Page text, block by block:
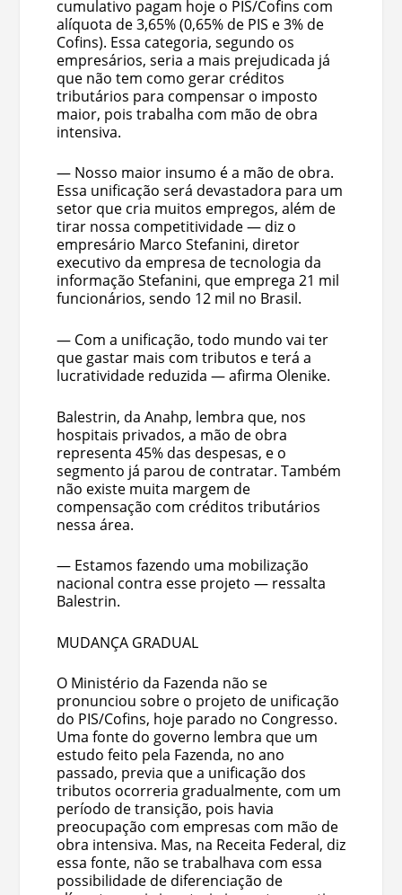
cumulativo pagam hoje o PIS/Cofins com
alíquota de 3,65% (0,65% de PIS e 3% de
Cofins). Essa categoria, segundo os
empresários, seria a mais prejudicada já
que não tem como gerar créditos
tributários para compensar o imposto
maior, pois trabalha com mão de obra
intensiva.
— Nosso maior insumo é a mão de obra.
Essa unificação será devastadora para um
setor que cria muitos empregos, além de
tirar nossa competitividade — diz o
empresário Marco Stefanini, diretor
executivo da empresa de tecnologia da
informação Stefanini, que emprega 21 mil
funcionários, sendo 12 mil no Brasil.
— Com a unificação, todo mundo vai ter
que gastar mais com tributos e terá a
lucratividade reduzida — afirma Olenike.
Balestrin, da Anahp, lembra que, nos
hospitais privados, a mão de obra
representa 45% das despesas, e o
segmento já parou de contratar. Também
não existe muita margem de
compensação com créditos tributários
nessa área.
— Estamos fazendo uma mobilização
nacional contra esse projeto — ressalta
Balestrin.
MUDANÇA GRADUAL
O Ministério da Fazenda não se
pronunciou sobre o projeto de unificação
do PIS/Cofins, hoje parado no Congresso.
Uma fonte do governo lembra que um
estudo feito pela Fazenda, no ano
passado, previa que a unificação dos
tributos ocorreria gradualmente, com um
período de transição, pois havia
preocupação com empresas com mão de
obra intensiva. Mas, na Receita Federal, diz
essa fonte, não se trabalhava com essa
possibilidade de diferenciação de